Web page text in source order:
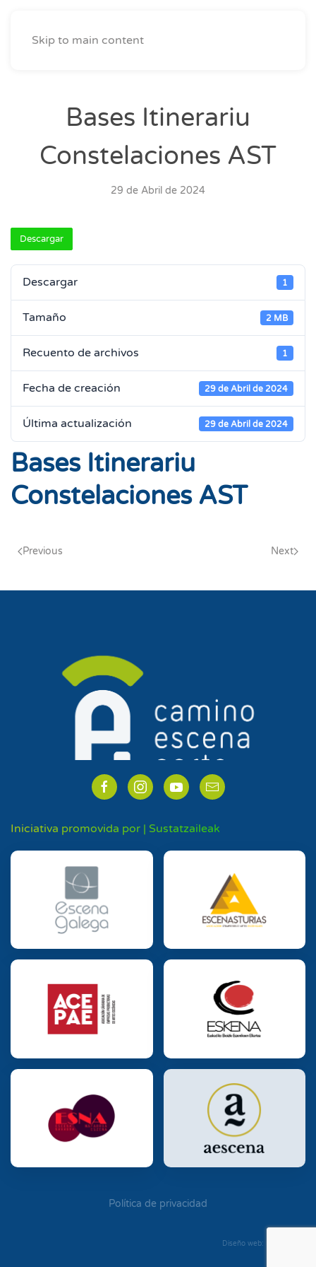
Skip to main content
Bases Itinerariu
Constelaciones AST
29 de Abril de 2024
Descargar
Descargar 1
Tamaño 2 MB
Recuento de archivos 1
Fecha de creación 29 de Abril de 2024
Última actualización 29 de Abril de 2024
Bases Itinerariu
Constelaciones AST
Previous Next
Iniciativa promovida por | Sustatzaileak
Política de privacidad
Diseño web: Diego Seixo